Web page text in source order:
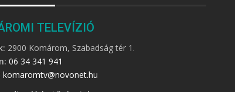
TELEVÍZIÓ
2900 Komárom, Szabadság tér 1.
06 34 341 941
komaromtv@novonet.hu